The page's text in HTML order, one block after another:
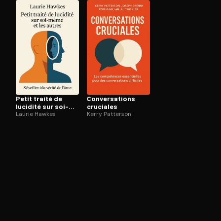
Ouvre l'app Appareil photo, pointe sur le code. C'est
Petit traité de
lucidité sur soi-
même et les autres
Laurie Hawkes
Conver­sa­tions
cruciales
Kerry Patterson